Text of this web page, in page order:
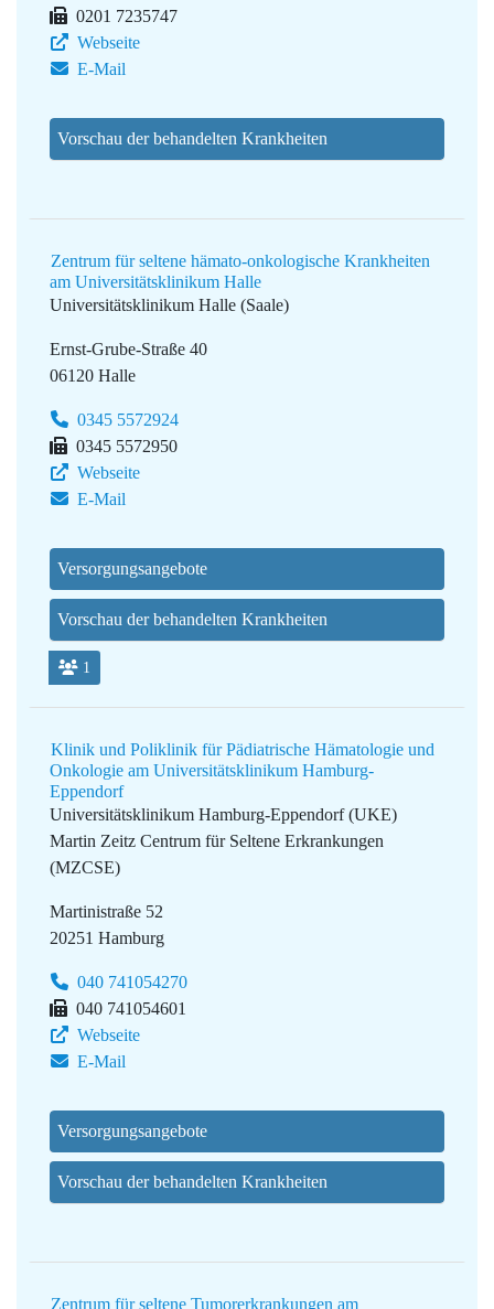
0201 7235747
Webseite
E-Mail
Vorschau der behandelten Krankheiten
Zentrum für seltene hämato-onkologische Krankheiten
am Universitätsklinikum Halle
Universitätsklinikum Halle (Saale)
Ernst-Grube-Straße 40
06120 Halle
0345 5572924
0345 5572950
Webseite
E-Mail
Versorgungsangebote
Vorschau der behandelten Krankheiten
1
Klinik und Poliklinik für Pädiatrische Hämatologie und
Onkologie am Universitätsklinikum Hamburg-
Eppendorf
Universitätsklinikum Hamburg-Eppendorf (UKE)
Martin Zeitz Centrum für Seltene Erkrankungen
(MZCSE)
Martinistraße 52
20251 Hamburg
040 741054270
040 741054601
Webseite
E-Mail
Versorgungsangebote
Vorschau der behandelten Krankheiten
Zentrum für seltene Tumorerkrankungen am